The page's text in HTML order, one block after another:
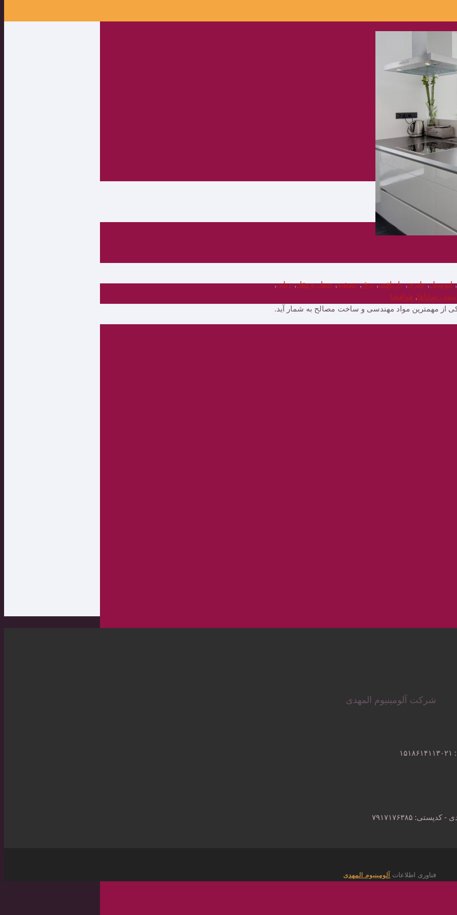
,اتومبیل,باتری,بازیافت,برق,تصفیه,حمل و نقل,ریلی,
نیمه رساناها, هوافضا
از مهمترین مواد مهندسی و ساخت مصالح به شمار آید.
شرکت آلومینیوم المهدی
فناوری اطلاعات آلومینیوم المهدی